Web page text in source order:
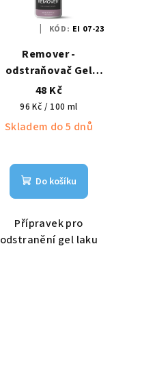
Remover -
odstraňovač Gel
laku 50 ml Enii
48 Kč
Měrná
cena:
96 Kč / 100 ml
Skladem do 5 dnů
Do košíku
Přípravek pro
odstranění gel laku
KÓD: EI 07-23